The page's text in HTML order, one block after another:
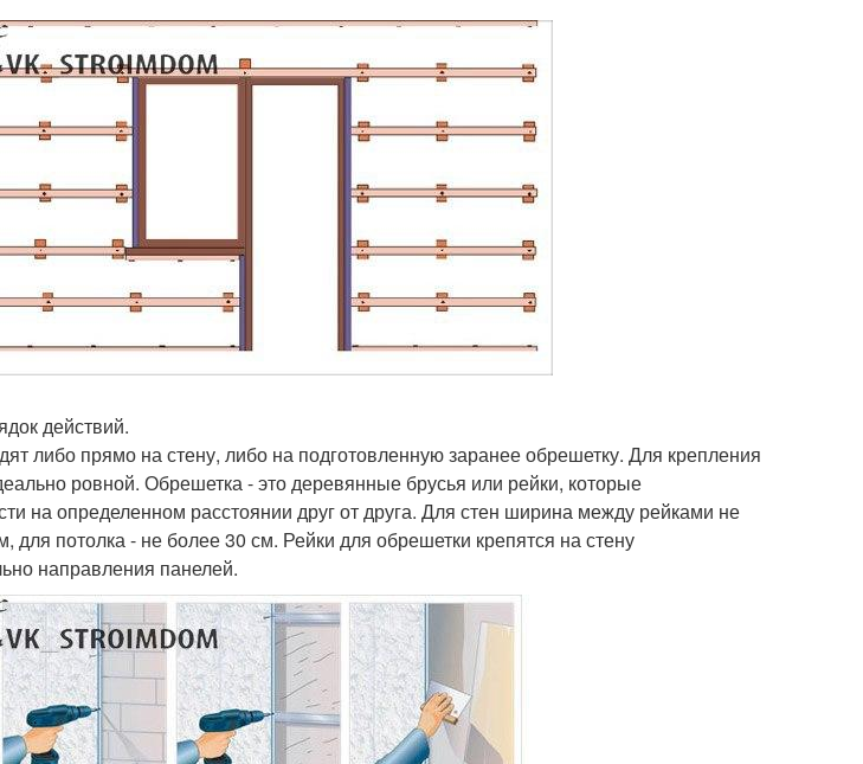
действий.
либо прямо на стену, либо на подготовленную заранее обрешетку. Для крепления
ровной. Обрешетка - это деревянные брусья или рейки, которые
на определенном расстоянии друг от друга. Для стен ширина между рейками не
потолка - не более 30 см. Рейки для обрешетки крепятся на стену
направления панелей.